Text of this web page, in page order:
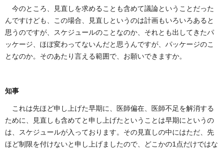
今のところ、見直しを求めることも含めて議論ということだった
んですけども、この場合、見直しというのは計画もいろいろあると
思うのですが、スケジュールのことなのか、それとも出してきたパ
ッケージ、ほぼ変わってないんだと思うんですが、パッケージのこ
となのか。そのあたり言える範囲で、お願いできますか。
知事
これは先ほど申し上げた早期に、医師偏在、医師不足を解消する
ために、見直しも含めてと申し上げたということは早期にというの
は、スケジュールが入っております。その見直しの中にはただ、先
ほど制限を付けないと申し上げましたので、どこかの1点だけではな